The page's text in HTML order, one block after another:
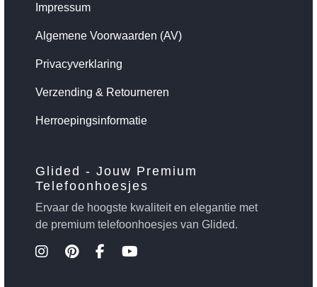
Impressum
Algemene Voorwaarden (AV)
Privacyverklaring
Verzending & Retourneren
Herroepingsinformatie
Glided - Jouw Premium
Telefoonhoesjes
Ervaar de hoogste kwaliteit en elegantie met
de premium telefoonhoesjes van Glided.